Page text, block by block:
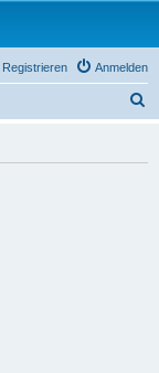
Anmelden
Registrieren